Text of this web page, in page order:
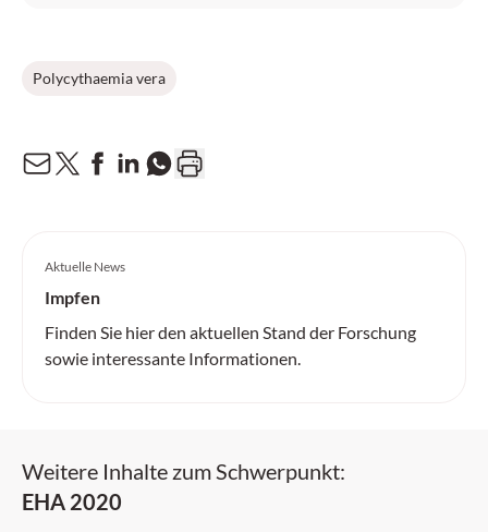
Polycythaemia vera
Aktuelle News
Impfen
Finden Sie hier den aktuellen Stand der Forschung
sowie interessante Informationen.
Weitere Inhalte zum Schwerpunkt:
EHA 2020